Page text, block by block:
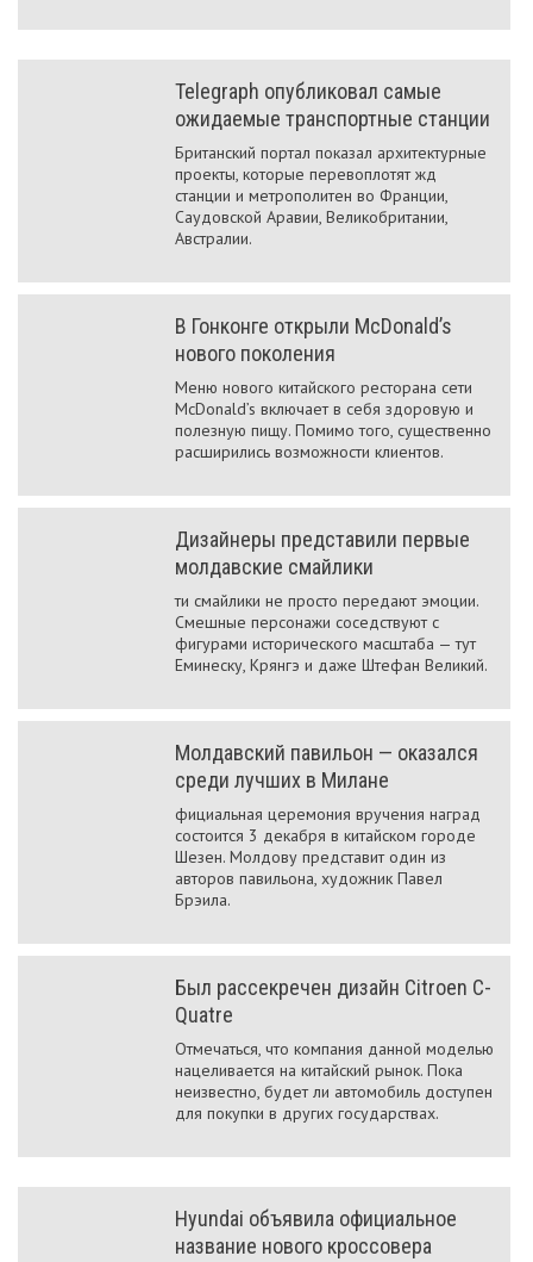
Telegraph опубликовал самые
ожидаемые транспортные станции
Британский портал показал архитектурные
проекты, которые перевоплотят жд
станции и метрополитен во Франции,
Саудовской Аравии, Великобритании,
Австралии.
В Гонконге открыли McDonald’s
нового поколения
Меню нового китайского ресторана сети
McDonald’s включает в себя здоровую и
полезную пищу. Помимо того, существенно
расширились возможности клиентов.
Дизайнеры представили первые
молдавские смайлики
ти смайлики не просто передают эмоции.
Смешные персонажи соседствуют с
фигурами исторического масштаба — тут
Еминеску, Крянгэ и даже Штефан Великий.
Молдавский павильон — оказался
среди лучших в Милане
фициальная церемония вручения наград
состоится 3 декабря в китайском городе
Шезен. Молдову представит один из
авторов павильона, художник Павел
Брэила.
Был рассекречен дизайн Citroen C-
Quatre
Отмечаться, что компания данной моделью
нацеливается на китайский рынок. Пока
неизвестно, будет ли автомобиль доступен
для покупки в других государствах.
Hyundai объявила официальное
название нового кроссовера